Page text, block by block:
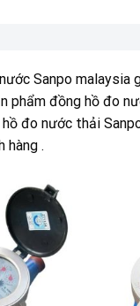
Sanpo
phẩm đồng hồ đo
đo nước thải
hàng .